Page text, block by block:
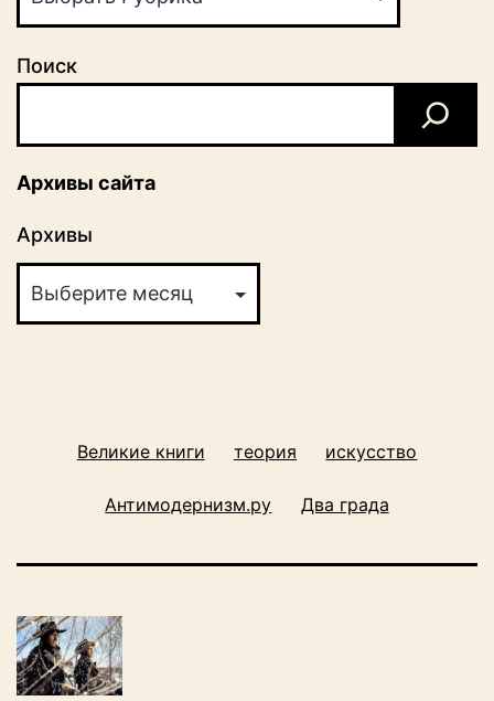
Поиск
Архивы сайта
Архивы
Великие книги теория искусство
Антимодернизм.ру Два града